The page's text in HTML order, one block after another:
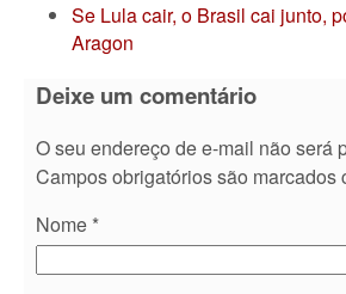
Se Lula cair, o Brasil cai junto,
Aragon
Deixe um comentário
O seu endereço de e-mail não será
Campos obrigatórios são marcados
Nome *